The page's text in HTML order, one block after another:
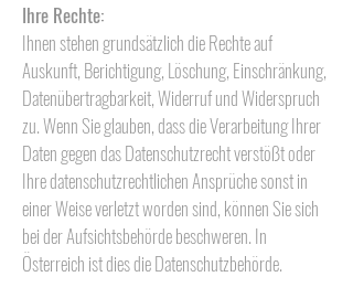
Ihre Rechte:
Ihnen stehen grundsätzlich die Rechte auf
Auskunft, Berichtigung, Löschung, Einschränkung,
Datenübertragbarkeit, Widerruf und Widerspruch
zu. Wenn Sie glauben, dass die Verarbeitung Ihrer
Daten gegen das Datenschutzrecht verstößt oder
Ihre datenschutzrechtlichen Ansprüche sonst in
einer Weise verletzt worden sind, können Sie sich
bei der Aufsichtsbehörde beschweren. In
Österreich ist dies die Datenschutzbehörde.